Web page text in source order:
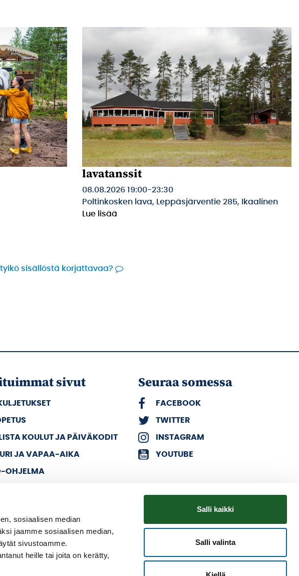
sosiaalisen median
jaamme sosiaalisen median,
sivustoamme.
heille tai joita on kerätty,
Salli kaikki
Salli valinta
lavatanssit
08.08.2026 19:00-23:30
Poltinkosken lava, Leppäsjärventie 285, Ikaalinen
Lue lisää
sisällöstä korjattavaa?
sivut
KOULUT JA PÄIVÄKODIT
JA VAPAA-AIKA
OHJELMA
Seuraa somessa
FACEBOOK
TWITTER
INSTAGRAM
YOUTUBE